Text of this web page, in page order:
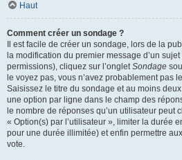
Haut
Comment créer un sondage ?
Il est facile de créer un sondage, lors de la
la modification du premier message d’un
permissions), cliquez sur l’ongletSondage
le voyez pas, vous n’avez probablement pas
Saisissez le titre du sondage et au moins
une option par ligne dans le champ des
le nombre de réponses qu’un utilisateur peut
« Option(s) par l’utilisateur », limiter la durée
pour une durée illimitée) et enfin permettre
vote.